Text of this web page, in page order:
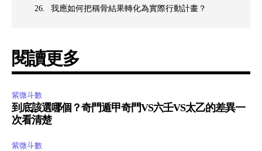
我應如何把稱骨結果轉化為實際行動計畫？
閱讀更多
紫微斗數
到底該選哪個？奇門遁甲奇門VS六壬VS太乙的差異一
次看清楚
紫微斗數